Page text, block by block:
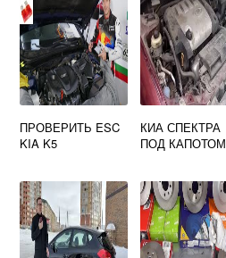
ПРОВЕРИТЬ ESC
KIA K5
КИА СПЕКТРА
ПОД КАПОТОМ